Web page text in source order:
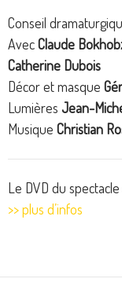
Conseil
AvecClaude
Catherine Dubois
Décor et masque
Lumières Jean-
Musique Christian
Le DVD du
>> plus d’infos